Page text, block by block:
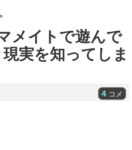
メイトで遊んで
実を知ってしま
4 コメ